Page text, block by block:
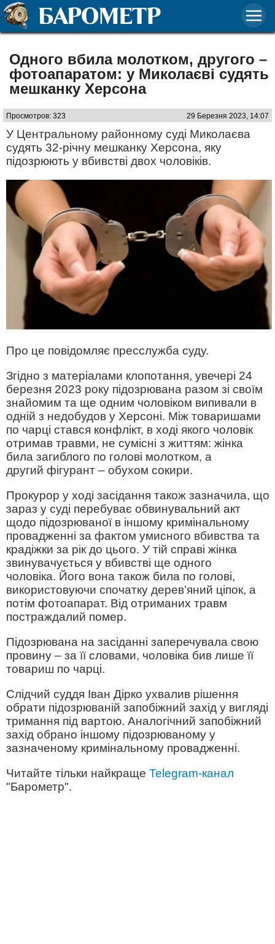
Одного вбила молотком, другого –
фотоапаратом: у Миколаєві судять
мешканку Херсона
Просмотров: 323 29 Березня 2023, 14:07
У Центральному районному суді Миколаєва
судять 32-річну мешканку Херсона, яку
підозрюють у вбивстві двох чоловіків.
Про це повідомляє пресслужба суду.
Згідно з матеріалами клопотання, увечері 24
березня 2023 року підозрювана разом зі своїм
знайомим та ще одним чоловіком випивали в
одній з недобудов у Херсоні. Між товаришами
по чарці стався конфлікт, в ході якого чоловік
отримав травми, не сумісні з життям: жінка
била загиблого по голові молотком, а
другий фігурант – обухом сокири.
Прокурор у ході засідання також зазначила, що
зараз у суді перебуває обвинувальний акт
щодо підозрюваної в іншому кримінальному
провадженні за фактом умисного вбивства та
крадіжки за рік до цього. У тій справі жінка
звинувачується у вбивстві ще одного
чоловіка. Його вона також била по голові,
використовуючи спочатку дерев’яний ціпок, а
потім фотоапарат. Від отриманих травм
постраждалий помер.
Підозрювана на засіданні заперечувала свою
провину – за її словами, чоловіка бив лише її
товариш по чарці.
Слідчий суддя Іван Дірко ухвалив рішення
обрати підозрюваній запобіжний захід у вигляді
тримання під вартою. Аналогічний запобіжний
захід обрано іншому підозрюваному у
зазначеному кримінальному провадженні.
Читайте тільки найкраще Telegram-канал
"Барометр".